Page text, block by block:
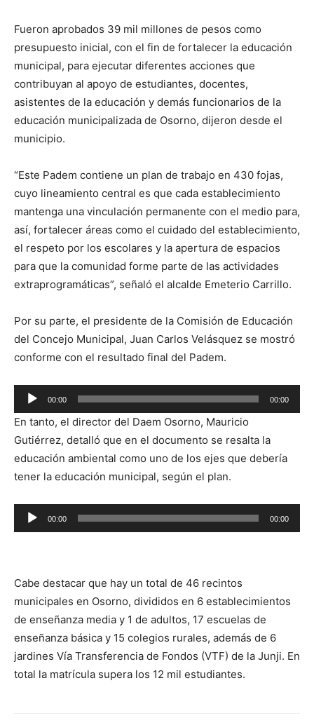
Fueron aprobados 39 mil millones de pesos como
presupuesto inicial, con el fin de fortalecer la educación
municipal, para ejecutar diferentes acciones que
contribuyan al apoyo de estudiantes, docentes,
asistentes de la educación y demás funcionarios de la
educación municipalizada de Osorno, dijeron desde el
municipio.
“Este Padem contiene un plan de trabajo en 430 fojas,
cuyo lineamiento central es que cada establecimiento
mantenga una vinculación permanente con el medio para,
así, fortalecer áreas como el cuidado del establecimiento,
el respeto por los escolares y la apertura de espacios
para que la comunidad forme parte de las actividades
extraprogramáticas”, señaló el alcalde Emeterio Carrillo.
Por su parte, el presidente de la Comisión de Educación
del Concejo Municipal, Juan Carlos Velásquez se mostró
conforme con el resultado final del Padem.
Reproductor
de
audio
00:00 00:00
En tanto, el director del Daem Osorno, Mauricio
Gutiérrez, detalló que en el documento se resalta la
educación ambiental como uno de los ejes que debería
tener la educación municipal, según el plan.
Reproductor
de
00:00 00:00
Cabe destacar que hay un total de 46 recintos
municipales en Osorno, divididos en 6 establecimientos
de enseñanza media y 1 de adultos, 17 escuelas de
enseñanza básica y 15 colegios rurales, además de 6
jardines Vía Transferencia de Fondos (VTF) de la Junji. En
total la matrícula supera los 12 mil estudiantes.